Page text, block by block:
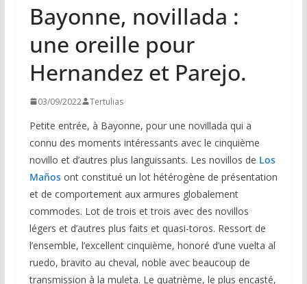
Bayonne, novillada :
une oreille pour
Hernandez et Parejo.
03/09/2022 Tertulias
Petite entrée, à Bayonne, pour une novillada qui a
connu des moments intéressants avec le cinquième
novillo et d’autres plus languissants. Les novillos de Los
Mañosont constitué un lot hétérogène de présentation
et de comportement aux armures globalement
commodes. Lot de trois et trois avec des novillos
légers et d’autres plus faits et quasi-toros. Ressort de
l’ensemble, l’excellent cinquième, honoré d’une vuelta al
ruedo, bravito au cheval, noble avec beaucoup de
transmission à la muleta. Le quatrième, le plus encasté,